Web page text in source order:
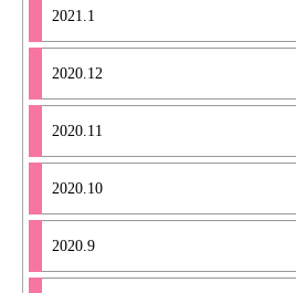
2021.1
2020.12
2020.11
2020.10
2020.9